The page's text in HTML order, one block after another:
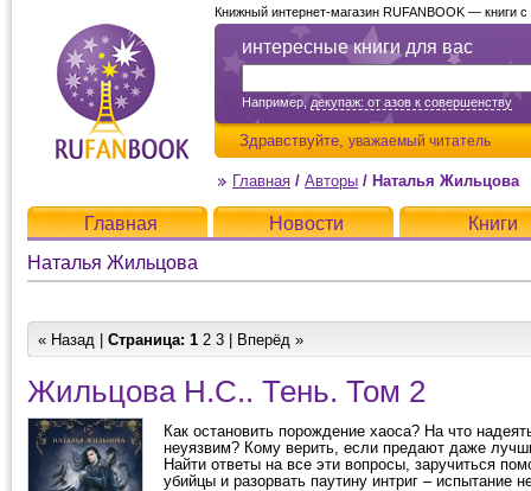
интересные книги для вас
Например,декупаж: от азов к совершенству
Здравствуйте, уважаемый читатель
Книжный интернет-магазин RUFANBOOK — книги
Главная / Авторы / Наталья Жильцова
Главная Новости
Книги
Наталья Жильцова
« Назад | Страница: 1 2 3 Вперёд »
Жильцова Н.С.. Тень. Том 2
Как остановить порождение хаоса? На что
неуязвим? Кому верить, если предают даже
Найти ответы на все эти вопросы, заручиться
убийцы и разорвать паутину интриг – испытание